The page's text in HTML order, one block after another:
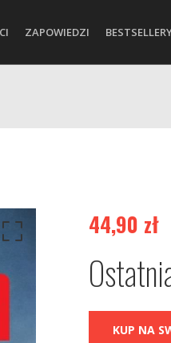
ZAPOWIEDZI
44,90 zł
KUP NA